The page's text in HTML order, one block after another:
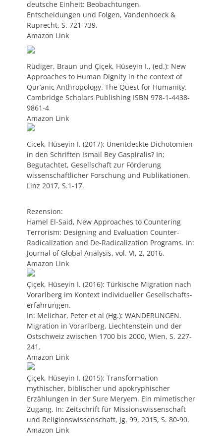
deutsche Einheit: Beobachtungen,
Entscheidungen und Folgen, Vandenhoeck &
Ruprecht, S. 721-739.
Amazon Link
Rüdiger, Braun und Çiçek, Hüseyin I., (ed.): New
Approaches to Human Dignity in the context of
Qur’anic Anthropology. The Quest for Humanity.
Cambridge Scholars Publishing ISBN 978-1-4438-
9861-4
Amazon Link
Cicek, Hüseyin I. (2017): Unentdeckte Dichotomien
in den Schriften Ismail Bey Gaspiralis? In;
Begutachtet, Gesellschaft zur Förderung
wissenschaftlicher Forschung und Publikationen,
Linz 2017, S.1-17.
Rezension:
Hamel El-Said, New Approaches to Countering
Terrorism: Designing and Evaluation Counter-
Radicalization and De-Radicalization Programs. In:
Journal of Global Analysis, vol. VI, 2, 2016.
Amazon Link
Çiçek, Hüseyin I. (2016): Türkische Migration nach
Vorarlberg im Kontext individueller Gesellschafts-
erfahrungen.
In: Melichar, Peter et al (Hg.): WANDERUNGEN.
Migration in Vorarlberg, Liechtenstein und der
Ostschweiz zwischen 1700 bis 2000, Wien, S. 227-
241.
Amazon Link
Çiçek, Hüseyin I. (2015): Transformation
mythischer, biblischer und apokryphischer
Erzählungen in der Sure Meryem. Ein mimetischer
Zugang. In: Zeitschrift für Missionswissenschaft
und Religionswissenschaft, Jg. 99, 2015, S. 80-90.
Amazon Link